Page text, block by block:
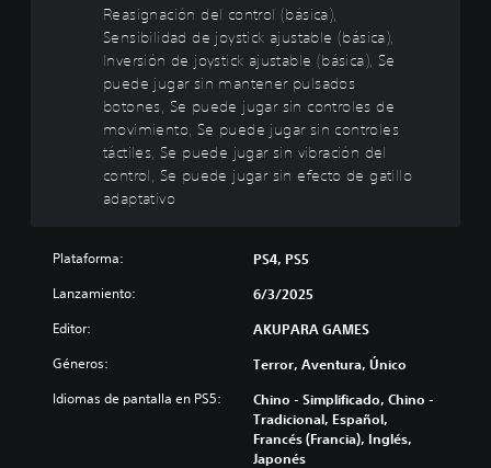
Reasignación del control (básica),
Sensibilidad de joystick ajustable (básica),
Inversión de joystick ajustable (básica), Se
puede jugar sin mantener pulsados
botones, Se puede jugar sin controles de
movimiento, Se puede jugar sin controles
táctiles, Se puede jugar sin vibración del
control, Se puede jugar sin efecto de gatillo
adaptativo
i
ó
n
d
e
l
c
n
t
o
(
c
Plataforma: PS4, PS5
Lanzamiento: 6/3/2025
Editor: AKUPARA GAMES
Géneros: Terror, Aventura, Único
Idiomas de pantalla en PS5:
Chino - Simplificado, Chino -
Tradicional, Español,
Francés (Francia), Inglés,
Japonés